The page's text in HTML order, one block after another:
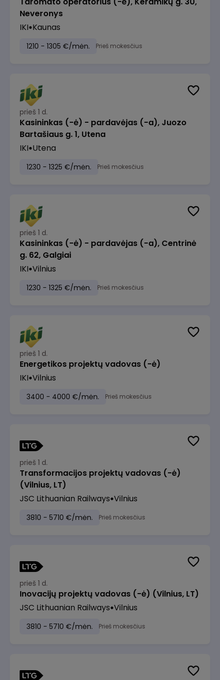
Neveronys
IKI Kaunas
1210 - 1305 €/mėn. Prieš mokesčius
prieš 1 d.
Kasininkas (-ė) - pardavėjas (-a), Juozo
Bartašiaus g. 1, Utena
IKI Utena
1230 - 1325 €/mėn. Prieš mokesčius
prieš 1 d.
Kasininkas (-ė) - pardavėjas (-a), Centrinė
g. 62, Galgiai
IKI Vilnius
1230 - 1325 €/mėn. Prieš mokesčius
prieš 1 d.
Energetikos projektų vadovas (-ė)
IKI Vilnius
3400 - 4000 €/mėn. Prieš mokesčius
prieš 1 d.
Transformacijos projektų vadovas (-ė)
(Vilnius, LT)
JSC Lithuanian Railways Vilnius
3810 - 5710 €/mėn. Prieš mokesčius
prieš 1 d.
Inovacijų projektų vadovas (-ė) (Vilnius, LT)
JSC Lithuanian Railways Vilnius
3810 - 5710 €/mėn. Prieš mokesčius